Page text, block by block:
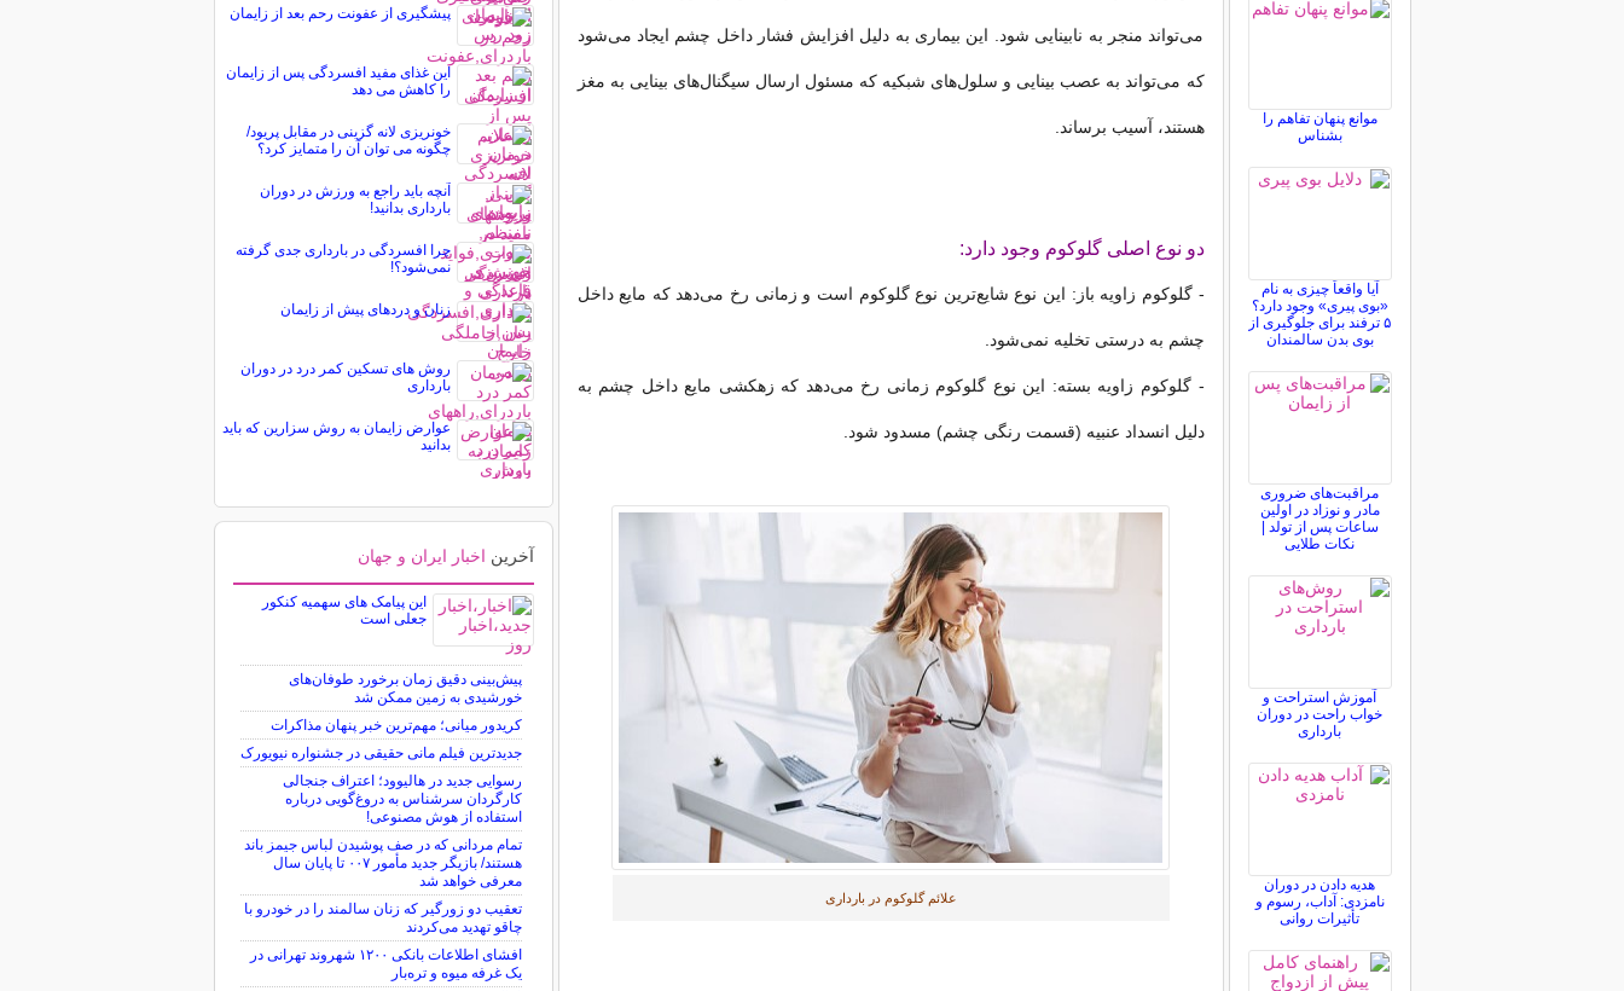
می‌تواند منجر به نابینایی شود. این بیماری به دلیل افزایش فشار داخل چشم ایجاد می‌شود
که می‌تواند به عصب بینایی و سلول‌های شبکیه که مسئول ارسال سیگنال‌های بینایی به مغز
هستند، آسیب برساند.
دو نوع اصلی گلوکوم وجود دارد:
- گلوکوم زاویه باز: این نوع شایع‌ترین نوع گلوکوم است و زمانی رخ می‌دهد که مایع داخل
چشم به درستی تخلیه نمی‌شود.
- گلوکوم زاویه بسته: این نوع گلوکوم زمانی رخ می‌دهد که زهکشی مایع داخل چشم به
دلیل انسداد عنبیه (قسمت رنگی چشم) مسدود شود.
علائم گلوکوم در بارداری
موانع پنهان تفاهم را
بشناس
آیا واقعاً چیزی به نام
«بوی پیری» وجود دارد؟
۵ ترفند برای جلوگیری از
بوی بدن سالمندان
مراقبت‌های ضروری
مادر و نوزاد در اولین
ساعات پس از تولد |
نکات طلایی
آموزش استراحت و
خواب راحت در دوران
بارداری
هدیه دادن در دوران
نامزدی: آداب، رسوم و
تأثیرات روانی
پیشگیری از عفونت رحم بعد از زایمان
این غذای مفید افسردگی پس از زایمان
را کاهش می دهد
خونریزی لانه گزینی در مقابل پریود/
چگونه می توان آن را متمایز کرد؟
آنچه باید راجع به ورزش در دوران
بارداری بدانید!
چرا افسردگی در بارداری جدی گرفته
نمی‌شود؟!
زنان و دردهای پیش از زایمان
روش های تسکین کمر درد در دوران
بارداری
عوارض زایمان به روش سزارین که باید
بدانید
آخرین اخبار ایران و جهان
این پیامک های سهمیه کنکور
جعلی است
پیش‌بینی دقیق زمان برخورد طوفان‌های
خورشیدی به زمین ممکن شد
کریدور میانی؛ مهم‌ترین خبر پنهان مذاکرات
جدیدترین فیلم مانی حقیقی در جشنواره نیویورک
رسوایی جدید در هالیوود؛ اعتراف جنجالی
کارگردان سرشناس به دروغ‌گویی درباره
استفاده از هوش مصنوعی!
تمام مردانی که در صف پوشیدن لباس جیمز باند
هستند/ بازیگر جدید مأمور ۰۰۷ تا پایان سال
معرفی خواهد شد
تعقیب دو زورگیر که زنان سالمند را در خودرو با
چاقو تهدید می‌کردند
افشای اطلاعات بانکی ۱۲۰۰ شهروند تهرانی در
یک غرفه میوه و تره‌بار